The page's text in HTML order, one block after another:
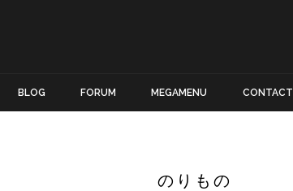
BLOG FORUM MEGAMENU CONTACT
のりもの